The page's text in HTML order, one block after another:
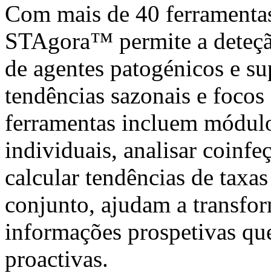
Com mais de 40
STAgora™ permite a
de agentes patogénicos e
tendências sazonais e
ferramentas incluem
individuais, analisar
calcular tendências de
conjunto, ajudam a
informações prospetivas
proactivas.